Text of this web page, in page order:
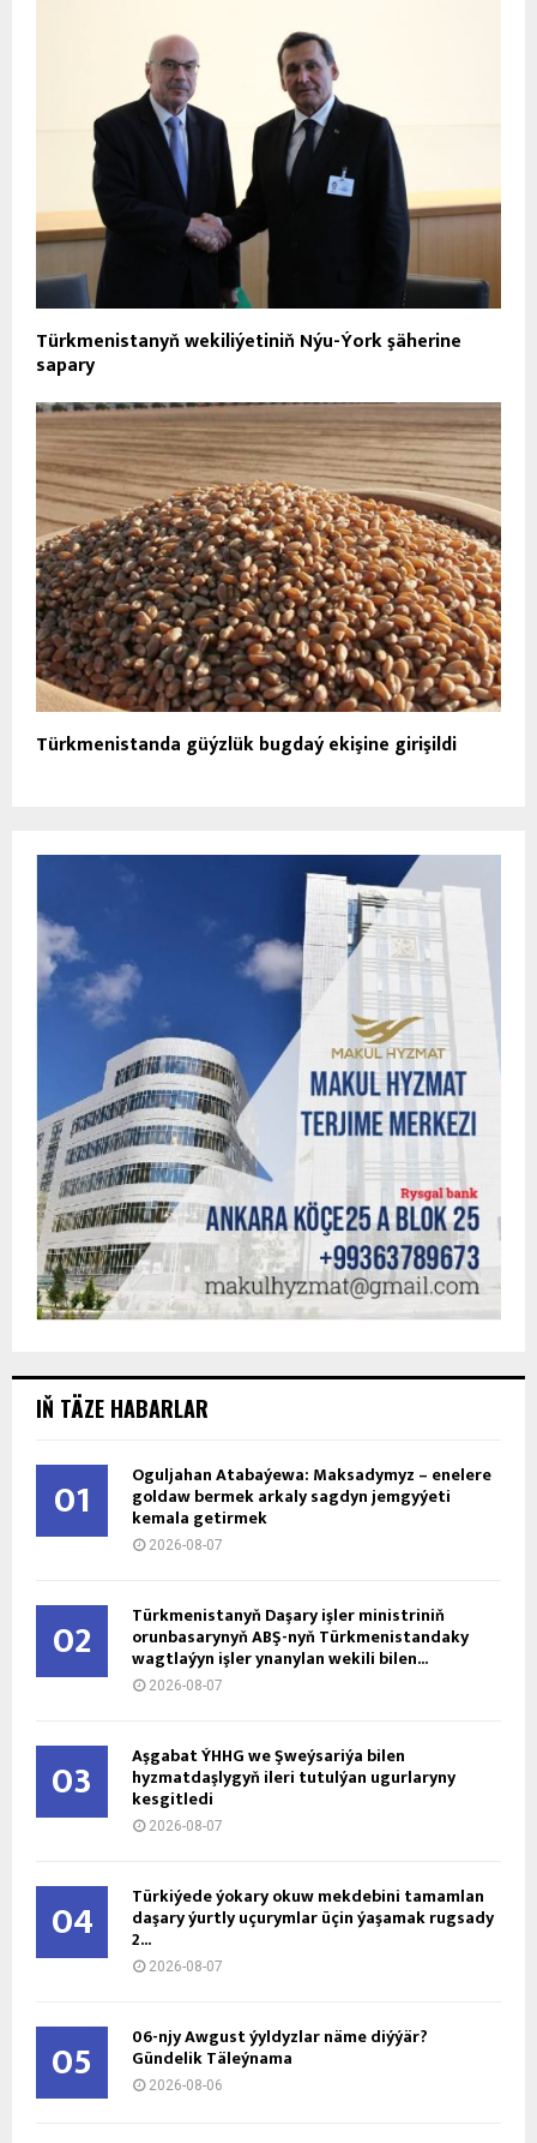
Türkmenistanyň wekiliýetiniň Nýu-Ýork şäherine
sapary
Türkmenistanda güýzlük bugdaý ekişine girişildi
IŇ TÄZE HABARLAR
01 Oguljahan Atabaýewa: Maksadymyz – enelere
goldaw bermek arkaly sagdyn jemgyýeti
kemala getirmek
2026-08-07
02 Türkmenistanyň Daşary işler ministriniň
orunbasarynyň ABŞ-nyň Türkmenistandaky
wagtlaýyn işler ynanylan wekili bilen...
2026-08-07
03 Aşgabat ÝHHG we Şweýsariýa bilen
hyzmatdaşlygyň ileri tutulýan ugurlaryny
kesgitledi
2026-08-07
04 Türkiýede ýokary okuw mekdebini tamamlan
daşary ýurtly uçurymlar üçin ýaşamak rugsady
2...
2026-08-07
05 06-njy Awgust ýyldyzlar näme diýýär?
Gündelik Täleýnama
2026-08-06